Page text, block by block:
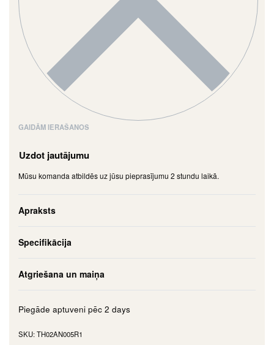
GAIDĀM IERAŠANOS
Uzdot jautājumu
Mūsu komanda atbildēs uz jūsu pieprasījumu 2 stundu laikā.
Apraksts
Specifikācija
Atgriešana un maiņa
Piegāde aptuveni pēc 2 days
TH02AN005R1